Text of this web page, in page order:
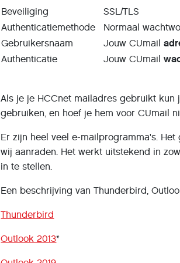
Beveiliging
SSL/TLS
Authenticatiemethode
Normaal
Gebruikersnaam
Jouw CUmail
Authenticatie
Jouw CUmail
Als je je HCCnet mailadres gebruikt kun
gebruiken, en hoef je hem voor CUmail
Er zijn heel veel e-mailprogramma's.
wij aanraden. Het werkt uitstekend in
in te stellen.
Een beschrijving van Thunderbird,
Thunderbird
Outlook 2013*